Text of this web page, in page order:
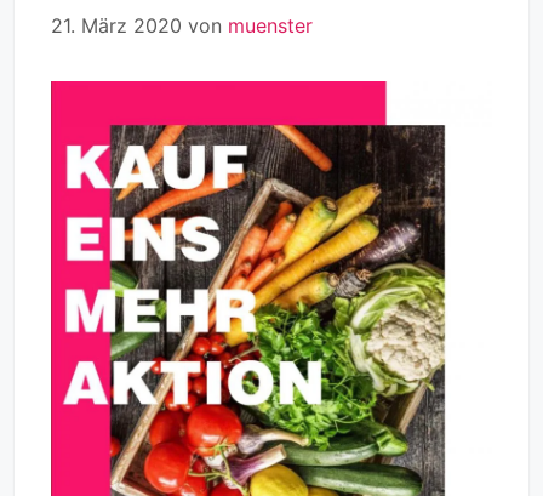
21. März 2020 von muenster